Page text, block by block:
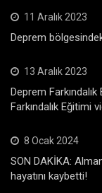
11 Aralık 2023
Deprem
13 Aralık 2023
Deprem
Farkındalık Eğitimi
8 Ocak 2024
SON DAKİKA:
hayatını kaybetti!